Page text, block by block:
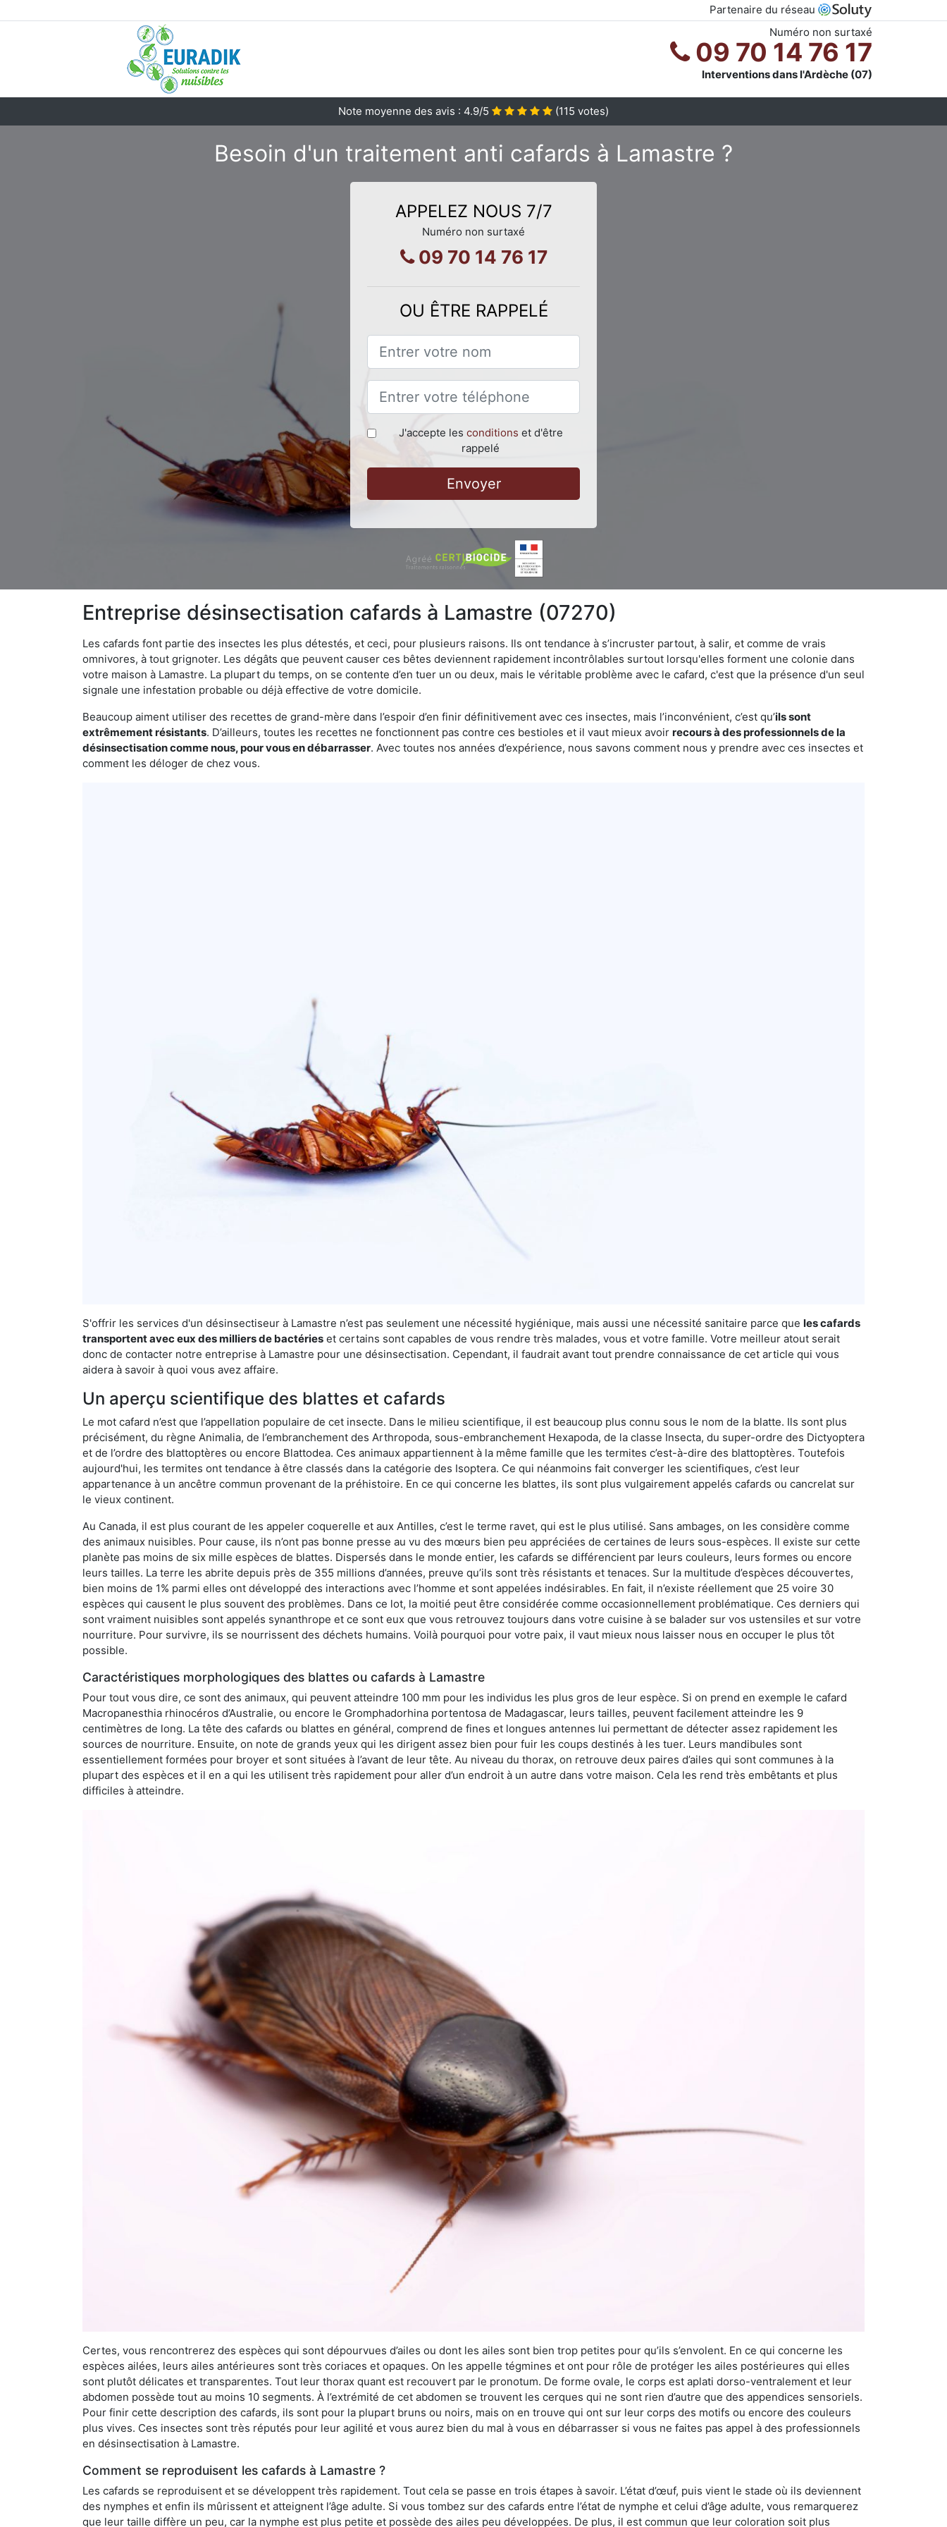
Partenaire du réseau
Numéro non surtaxé
09 70 14 76 17
Interventions dans l'Ardèche (07)
Note moyenne des avis : 4.9/5 (115 votes)
Besoin d'un traitement anti cafards à Lamastre ?
APPELEZ NOUS 7/7
Numéro non surtaxé
09 70 14 76 17
OU ÊTRE RAPPELÉ
J'accepte les conditions et d'être
rappelé
Envoyer
Entreprise désinsectisation cafards à Lamastre (07270)
Les cafards font partie des insectes les plus détestés, et ceci, pour plusieurs raisons. Ils ont tendance à s’incruster partout, à salir, et comme de vrais
omnivores, à tout grignoter. Les dégâts que peuvent causer ces bêtes deviennent rapidement incontrôlables surtout lorsqu'elles forment une colonie dans
votre maison à Lamastre. La plupart du temps, on se contente d’en tuer un ou deux, mais le véritable problème avec le cafard, c'est que la présence d'un seul
signale une infestation probable ou déjà effective de votre domicile.
Beaucoup aiment utiliser des recettes de grand-mère dans l’espoir d’en finir définitivement avec ces insectes, mais l’inconvénient, c’est qu’ils sont
extrêmement résistants. D’ailleurs, toutes les recettes ne fonctionnent pas contre ces bestioles et il vaut mieux avoir recours à des professionnels de la
désinsectisation comme nous, pour vous en débarrasser. Avec toutes nos années d’expérience, nous savons comment nous y prendre avec ces insectes et
comment les déloger de chez vous.
S'offrir les services d'un désinsectiseur à Lamastre n’est pas seulement une nécessité hygiénique, mais aussi une nécessité sanitaire parce que les cafards
transportent avec eux des milliers de bactéries et certains sont capables de vous rendre très malades, vous et votre famille. Votre meilleur atout serait
donc de contacter notre entreprise à Lamastre pour une désinsectisation. Cependant, il faudrait avant tout prendre connaissance de cet article qui vous
aidera à savoir à quoi vous avez affaire.
Un aperçu scientifique des blattes et cafards
Le mot cafard n’est que l’appellation populaire de cet insecte. Dans le milieu scientifique, il est beaucoup plus connu sous le nom de la blatte. Ils sont plus
précisément, du règne Animalia, de l’embranchement des Arthropoda, sous-embranchement Hexapoda, de la classe Insecta, du super-ordre des Dictyoptera
et de l’ordre des blattoptères ou encore Blattodea. Ces animaux appartiennent à la même famille que les termites c’est-à-dire des blattoptères. Toutefois
aujourd'hui, les termites ont tendance à être classés dans la catégorie des Isoptera. Ce qui néanmoins fait converger les scientifiques, c’est leur
appartenance à un ancêtre commun provenant de la préhistoire. En ce qui concerne les blattes, ils sont plus vulgairement appelés cafards ou cancrelat sur
le vieux continent.
Au Canada, il est plus courant de les appeler coquerelle et aux Antilles, c’est le terme ravet, qui est le plus utilisé. Sans ambages, on les considère comme
des animaux nuisibles. Pour cause, ils n’ont pas bonne presse au vu des mœurs bien peu appréciées de certaines de leurs sous-espèces. Il existe sur cette
planète pas moins de six mille espèces de blattes. Dispersés dans le monde entier, les cafards se différencient par leurs couleurs, leurs formes ou encore
leurs tailles. La terre les abrite depuis près de 355 millions d’années, preuve qu’ils sont très résistants et tenaces. Sur la multitude d’espèces découvertes,
bien moins de 1% parmi elles ont développé des interactions avec l’homme et sont appelées indésirables. En fait, il n’existe réellement que 25 voire 30
espèces qui causent le plus souvent des problèmes. Dans ce lot, la moitié peut être considérée comme occasionnellement problématique. Ces derniers qui
sont vraiment nuisibles sont appelés synanthrope et ce sont eux que vous retrouvez toujours dans votre cuisine à se balader sur vos ustensiles et sur votre
nourriture. Pour survivre, ils se nourrissent des déchets humains. Voilà pourquoi pour votre paix, il vaut mieux nous laisser nous en occuper le plus tôt
possible.
Caractéristiques morphologiques des blattes ou cafards à Lamastre
Pour tout vous dire, ce sont des animaux, qui peuvent atteindre 100 mm pour les individus les plus gros de leur espèce. Si on prend en exemple le cafard
Macropanesthia rhinocéros d’Australie, ou encore le Gromphadorhina portentosa de Madagascar, leurs tailles, peuvent facilement atteindre les 9
centimètres de long. La tête des cafards ou blattes en général, comprend de fines et longues antennes lui permettant de détecter assez rapidement les
sources de nourriture. Ensuite, on note de grands yeux qui les dirigent assez bien pour fuir les coups destinés à les tuer. Leurs mandibules sont
essentiellement formées pour broyer et sont situées à l’avant de leur tête. Au niveau du thorax, on retrouve deux paires d’ailes qui sont communes à la
plupart des espèces et il en a qui les utilisent très rapidement pour aller d’un endroit à un autre dans votre maison. Cela les rend très embêtants et plus
difficiles à atteindre.
Certes, vous rencontrerez des espèces qui sont dépourvues d’ailes ou dont les ailes sont bien trop petites pour qu’ils s’envolent. En ce qui concerne les
espèces ailées, leurs ailes antérieures sont très coriaces et opaques. On les appelle tégmines et ont pour rôle de protéger les ailes postérieures qui elles
sont plutôt délicates et transparentes. Tout leur thorax quant est recouvert par le pronotum. De forme ovale, le corps est aplati dorso-ventralement et leur
abdomen possède tout au moins 10 segments. À l’extrémité de cet abdomen se trouvent les cerques qui ne sont rien d’autre que des appendices sensoriels.
Pour finir cette description des cafards, ils sont pour la plupart bruns ou noirs, mais on en trouve qui ont sur leur corps des motifs ou encore des couleurs
plus vives. Ces insectes sont très réputés pour leur agilité et vous aurez bien du mal à vous en débarrasser si vous ne faites pas appel à des professionnels
en désinsectisation à Lamastre.
Comment se reproduisent les cafards à Lamastre ?
Les cafards se reproduisent et se développent très rapidement. Tout cela se passe en trois étapes à savoir. L’état d’œuf, puis vient le stade où ils deviennent
des nymphes et enfin ils mûrissent et atteignent l’âge adulte. Si vous tombez sur des cafards entre l’état de nymphe et celui d’âge adulte, vous remarquerez
que leur taille diffère un peu, car la nymphe est plus petite et possède des ailes peu développées. De plus, il est commun que leur coloration soit plus